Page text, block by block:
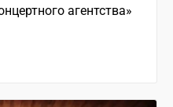
агентства»